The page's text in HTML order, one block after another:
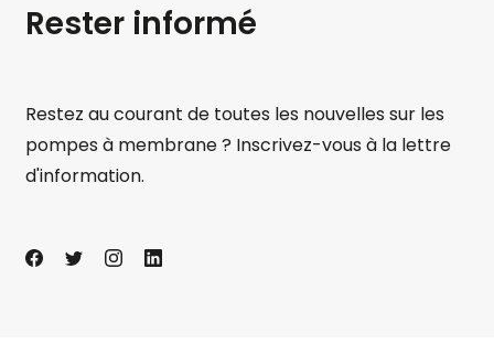
Rester informé
Restez au courant de toutes les nouvelles sur les
pompes à membrane ? Inscrivez-vous à la lettre
d'information.